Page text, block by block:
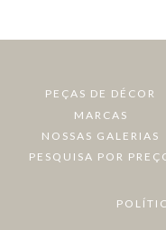
PEÇAS DE DÉCOR
MARCAS
NOSSAS GALERIAS
PESQUISA POR